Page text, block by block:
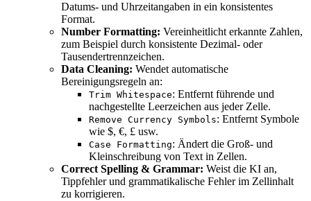
Datums- und Uhrzeitangaben in ein konsistentes
Format.
Number Formatting: Vereinheitlicht erkannte Zahlen,
zum Beispiel durch konsistente Dezimal- oder
Tausendertrennzeichen.
Data Cleaning: Wendet automatische
Bereinigungsregeln an:
Trim Whitespace: Entfernt führende und
nachgestellte Leerzeichen aus jeder Zelle.
Remove Currency Symbols: Entfernt Symbole
wie $, €, £ usw.
Case Formatting: Ändert die Groß- und
Kleinschreibung von Text in Zellen.
Correct Spelling & Grammar: Weist die KI an,
Tippfehler und grammatikalische Fehler im Zellinhalt
zu korrigieren.